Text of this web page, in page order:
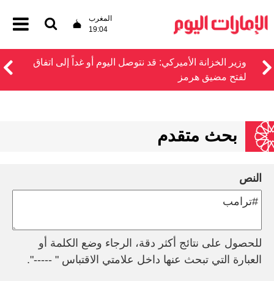
المغرب
19:04
وزير الخزانة الأميركي: قد نتوصل اليوم أو غداً إلى اتفاق
لفتح مضيق هرمز
بحث متقدم
النص
للحصول على نتائج أكثر دقة، الرجاء وضع الكلمة أو
العبارة التي تبحث عنها داخل علامتي الاقتباس " -----".